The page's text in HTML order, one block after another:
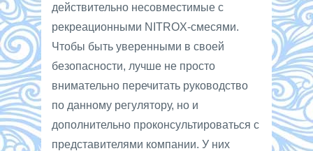
действительно несовместимые с
рекреационными NITROX-смесями.
Чтобы быть уверенными в своей
безопасности, лучше не просто
внимательно перечитать руководство
по данному регулятору, но и
дополнительно проконсультироваться с
представителями компании. У них